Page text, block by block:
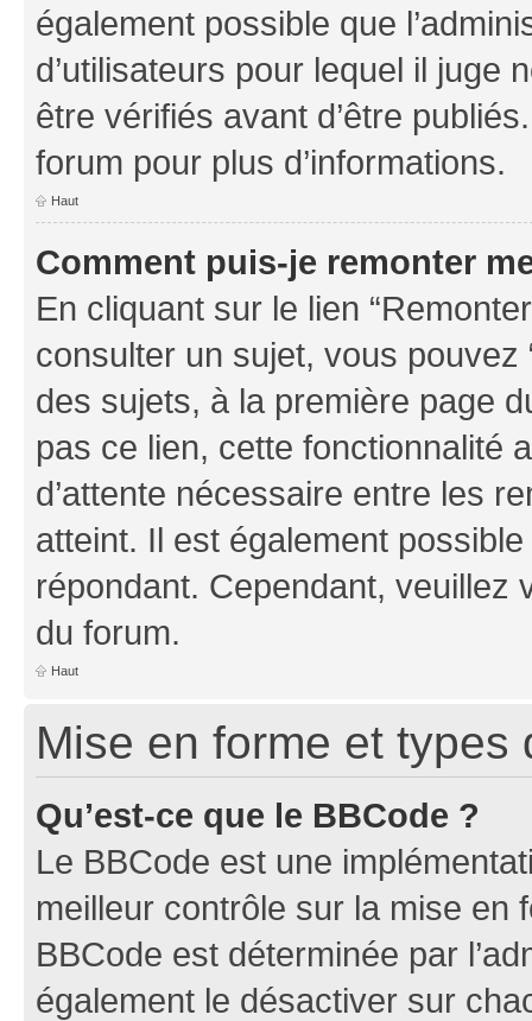
également possible que
d’utilisateurs pour lequel il juge
être vérifiés avant d’être
forum pour plus d’informations.
Haut
Comment puis-je remonter
En cliquant sur le lien
consulter un sujet, vous pouvez
des sujets, à la première page
pas ce lien, cette fonctionnalité
d’attente nécessaire entre les
atteint. Il est également
répondant. Cependant,
du forum.
Haut
Mise en forme et types
Qu’est-ce que le BBCode ?
Le BBCode est une
meilleur contrôle sur la mise en
BBCode est déterminée par
également le désactiver sur